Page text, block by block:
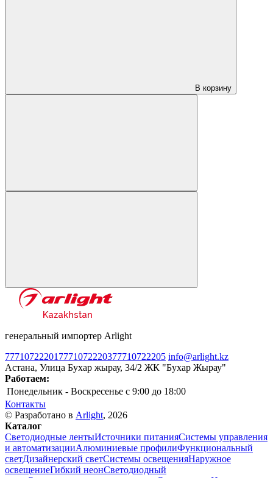
В корзину
генеральный импортер Arlight
777107222017771072220377710722205 info@arlight.kz
Астана, Улица Бухар жырау, 34/2 ЖК "Бухар Жырау"
Работаем:
Понедельник - Воскресенье c 9:00 до 18:00
Контакты
© Разработано в Arlight, 2026
Каталог
Светодиодные лентыИсточники питанияСистемы управления
и автоматизацииАлюминиевые профилиФункциональный
светДизайнерский светСистемы освещенияНаружное
освещениеГибкий неонСветодиодный